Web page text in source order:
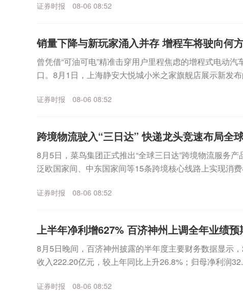
证券时报 08-06 08:52
销量下降与新玩家涌入并存 增程车将驶向何
曾凭借“可油可电”精准击穿用户里程焦虑的增程式电动汽
口。8月1日，上海静安大悦城小米之家旗舰店展示新发
证券时报 08-06 08:52
跨境物流驶入“三日达” 快递龙头竞速布局全
8月5日，菜鸟集团正式推出“全球三日达”跨境物流服务产
泛欧国家间、中东国家间等15条跨境核心线路上实现消
证券时报 08-06 08:52
上半年净利增627% 百济神州上调全年业绩预
8月5日晚间，百济神州披露的半年度主要财务数据显示
收入222.20亿元，较上年同比上升26.8%；归母净利润
证券时报 08-06 08:52